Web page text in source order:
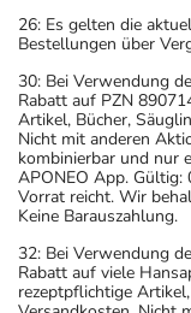
26: Es gelten die
Bestellungen über
30: Bei Verwendung
Rabatt auf PZN
Artikel, Bücher,
Nicht mit anderen
kombinierbar und nur
APONEO App. Gültig:
Vorrat reicht. Wir
Keine Barauszahlung.
32: Bei Verwendung
Rabatt auf viele
rezeptpflichtige